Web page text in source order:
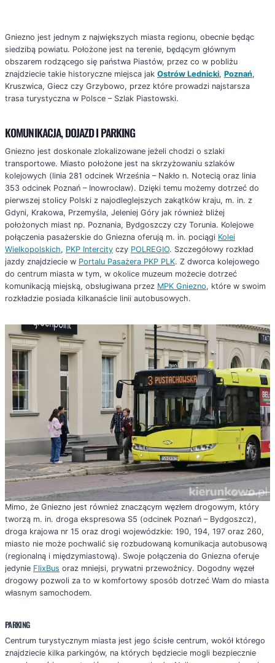
Gniezno jest jednym z największych miasta regionu, obecnie będąc
siedzibą powiatu. Położone jest na terenie, będącym głównym
obszarem rodzącego się państwa Piastów, przez co w pobliżu
znajdziecie takie historyczne miejsca jak Ostrów Lednicki, Poznań,
Kruszwica, Giecz czy Grzybowo, przez które prowadzi najstarsza
trasa turystyczna w Polsce – Szlak Piastowski.
KOMUNIKACJA, DOJAZD I PARKING
Gniezno jest doskonale zlokalizowane jeżeli chodzi o szlaki
transportowe. Miasto położone jest na skrzyżowaniu szlaków
kolejowych (linia 281 odcinek Września – Nakło n. Notecią oraz linia
353 odcinek Poznań – Inowrocław). Dzięki temu możemy dotrzeć do
pierwszej stolicy Polski z najodleglejszych zakątków kraju, m. in. z
Gdyni, Krakowa, Przemyśla, Jeleniej Góry jak również bliżej
położonych miast np. Poznania, Bydgoszczy czy Torunia. Kolejowe
połączenia pasażerskie do Gniezna oferują m. in. pociągi Kolei
Wielkopolskich, PKP Intercity czy POLREGIO. Szczegółowy rozkład
jazdy znajdziecie w Portalu Pasażera PKP PLK. Z dworca kolejowego
do centrum miasta w tym, w okolice muzeum możecie dotrzeć
komunikacją miejską, obsługiwana przez MPK Gniezno, które w swoim
rozkładzie posiada kilkanaście linii autobusowych.
Mimo, że Gniezno jest również znaczącym węzłem drogowym, który
tworzą m. in. droga ekspresowa S5 (odcinek Poznań – Bydgoszcz),
droga krajowa nr 15 oraz drogi wojewódzkie: 190, 194, 197 oraz 260,
miasto nie może pochwalić się rozbudowaną komunikacja autobusową
(regionalną i międzymiastową). Swoje połączenia do Gniezna oferuje
jedynie FlixBus oraz mniejsi, prywatni przewoźnicy. Dogodny węzeł
drogowy pozwoli za to w komfortowy sposób dotrzeć Wam do miasta
własnym samochodem.
PARKING
Centrum turystycznym miasta jest jego ścisłe centrum, wokół którego
znajdziecie kilka parkingów, na których będziecie mogli bezpiecznie